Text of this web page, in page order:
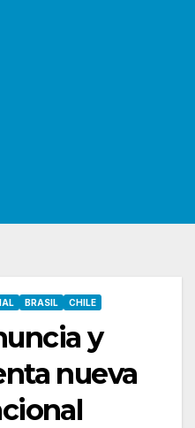
BRASIL CHILE
y
nueva